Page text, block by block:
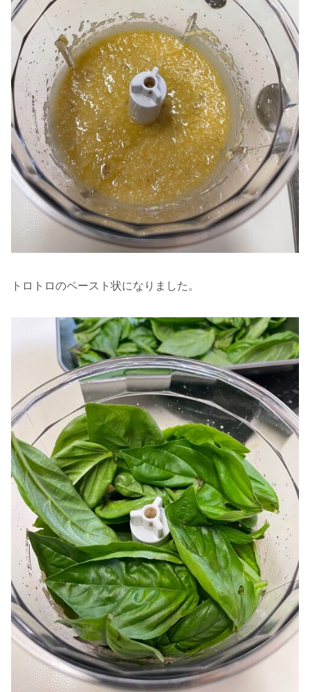
トロトロのペースト状になりました。